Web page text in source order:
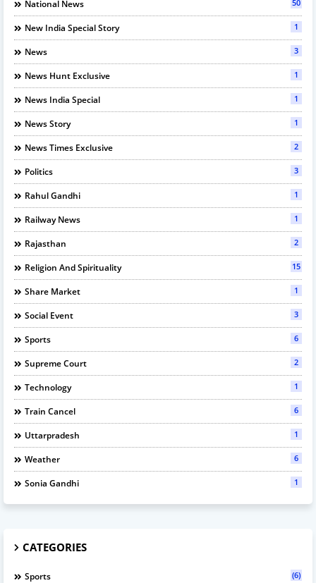
National News 50
New India Special Story 1
News 3
News Hunt Exclusive 1
News India Special 1
News Story 1
News Times Exclusive 2
Politics 3
Rahul Gandhi 1
Railway News 1
Rajasthan 2
Religion And Spirituality 15
Share Market 1
Social Event 3
Sports 6
Supreme Court 2
Technology 1
Train Cancel 6
Uttarpradesh 1
Weather 6
Sonia Gandhi 1
CATEGORIES
Sports (6)